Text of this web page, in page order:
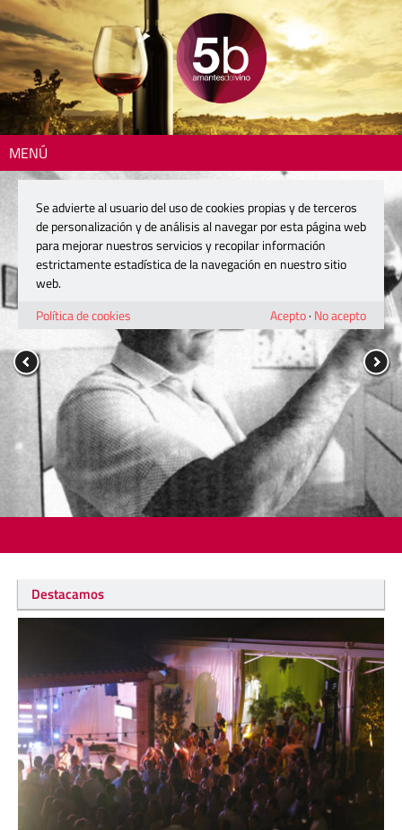
MENÚ
Destacamos
Se advierte al usuario del uso de cookies propias y de terceros
de personalización y de análisis al navegar por esta página web
para mejorar nuestros servicios y recopilar información
estrictamente estadística de la navegación en nuestro sitio
web.
Política de cookies
Acepto· No acepto